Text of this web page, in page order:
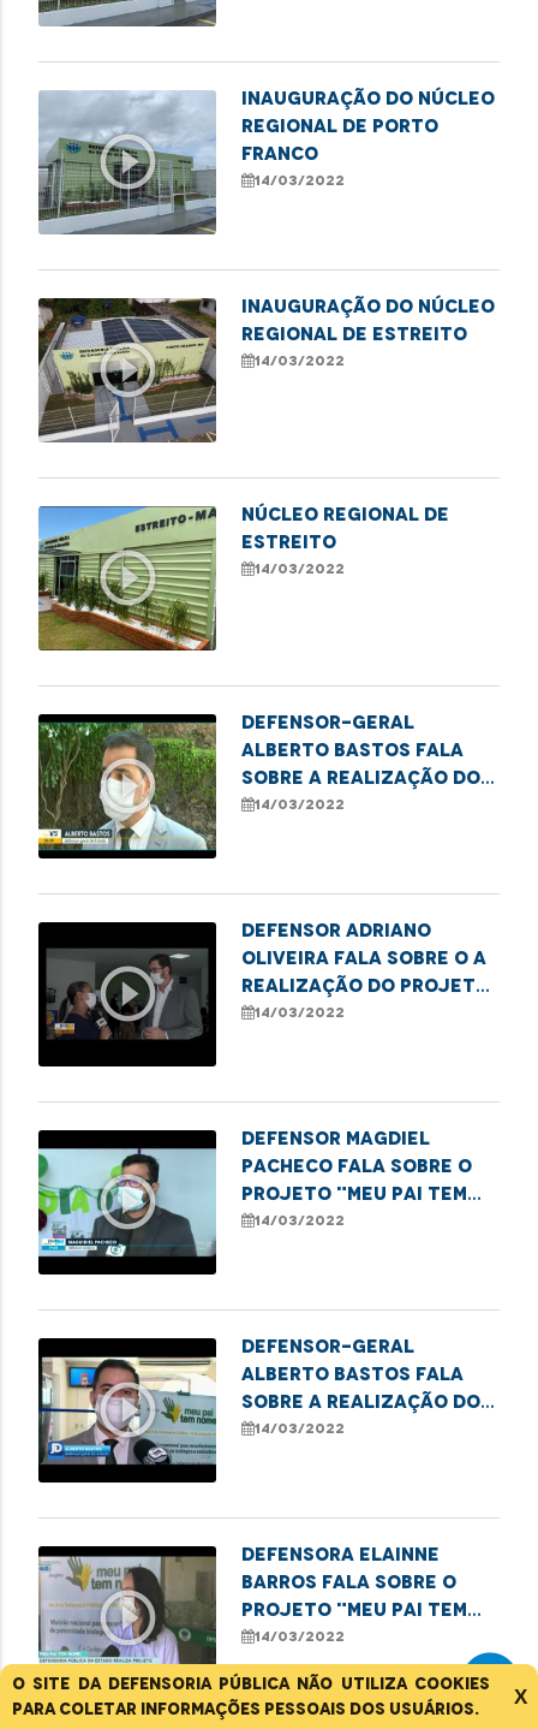
O site da Defensoria Pública não utiliza cookies
para coletar informações pessoais dos usuários.
X
play_circle_outline
Inauguração do Núcleo
Regional de Porto
Franco
14/03/2022
play_circle_outline
Inauguração do Núcleo
Regional de Estreito
14/03/2022
play_circle_outline
NÚCLEO REGIONAL DE
ESTREITO
14/03/2022
play_circle_outline
Defensor-geral
Alberto Bastos fala
sobre a realização do
projeto "Meu Pai tem
14/03/2022
play_circle_outline
Defensor Adriano
Oliveira fala sobre o a
realização do projeto
"Meu Pai tem Nome"
14/03/2022
play_circle_outline
Defensor Magdiel
Pacheco fala sobre o
projeto "Meu Pai tem
Nome" realizado no dia
14/03/2022
play_circle_outline
Defensor-geral
Alberto Bastos fala
sobre a realização do
mutirão de
14/03/2022
play_circle_outline
Defensora Elainne
Barros fala sobre o
projeto "Meu Pai tem
Nome" realizado no dia
D da Defensoria
14/03/2022